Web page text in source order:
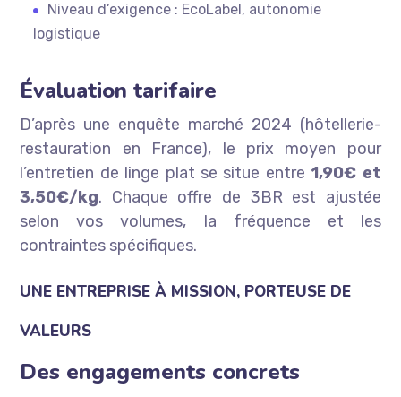
Niveau d’exigence : EcoLabel, autonomie
logistique
Évaluation tarifaire
D’après une enquête marché 2024 (hôtellerie-
restauration en France), le prix moyen pour
l’entretien de linge plat se situe entre 1,90€ et
3,50€/kg. Chaque offre de 3BR est ajustée
selon vos volumes, la fréquence et les
contraintes spécifiques.
UNE ENTREPRISE À MISSION, PORTEUSE DE
VALEURS
Des engagements concrets